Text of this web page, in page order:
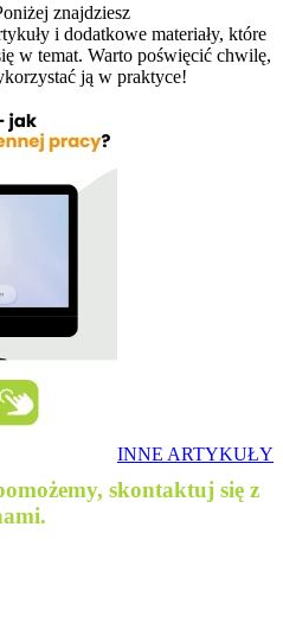
znajdziesz
i dodatkowe materiały, które
w temat. Warto poświęcić chwilę,
ją w praktyce!
INNE ARTYKUŁY
skontaktuj się z